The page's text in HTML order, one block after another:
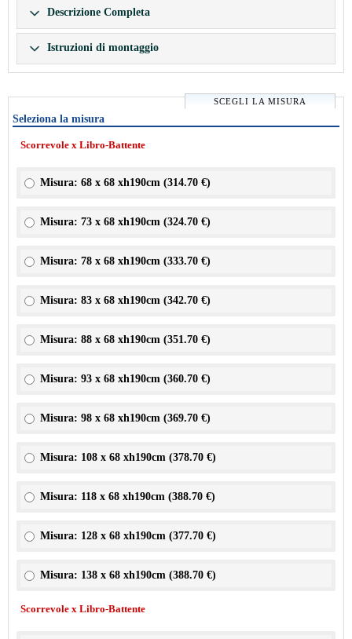
Descrizione Completa
Istruzioni di montaggio
SCEGLI LA MISURA
Seleziona la misura
Scorrevole x Libro-Battente
Misura: 68 x 68 xh190cm (314.70 €)
Misura: 73 x 68 xh190cm (324.70 €)
Misura: 78 x 68 xh190cm (333.70 €)
Misura: 83 x 68 xh190cm (342.70 €)
Misura: 88 x 68 xh190cm (351.70 €)
Misura: 93 x 68 xh190cm (360.70 €)
Misura: 98 x 68 xh190cm (369.70 €)
Misura: 108 x 68 xh190cm (378.70 €)
Misura: 118 x 68 xh190cm (388.70 €)
Misura: 128 x 68 xh190cm (377.70 €)
Misura: 138 x 68 xh190cm (388.70 €)
Scorrevole x Libro-Battente